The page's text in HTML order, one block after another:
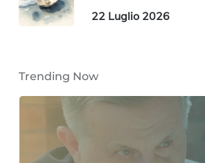
22 Luglio 2026
Trending Now